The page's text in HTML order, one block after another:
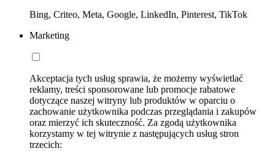
Bing, Criteo, Meta, Google, LinkedIn, Pinterest, TikTok
Marketing
Akceptacja tych usług sprawia, że możemy wyświetlać
reklamy, treści sponsorowane lub promocje rabatowe
dotyczące naszej witryny lub produktów w oparciu o
zachowanie użytkownika podczas przeglądania i zakupów
oraz mierzyć ich skuteczność. Za zgodą użytkownika
korzystamy w tej witrynie z następujących usług stron
trzecich: